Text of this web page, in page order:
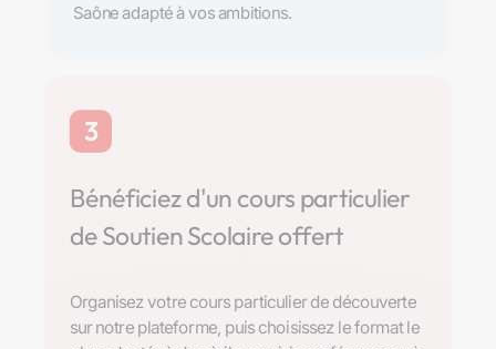
Saône adapté à vos ambitions.
3
Bénéficiez d'un cours particulier
de Soutien Scolaire offert
Organisez votre cours particulier de découverte
sur notre plateforme, puis choisissez le format le